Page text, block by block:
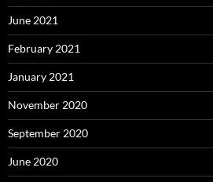
June 2021
February 2021
January 2021
November 2020
September 2020
June 2020